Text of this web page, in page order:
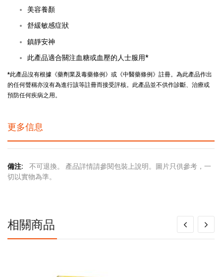
美容養顏
舒緩敏感症狀
鎮靜安神
此產品適合關注血糖或血壓的人士服用*
*此產品沒有根據《藥劑業及毒藥條例》或《中醫藥條例》註冊。為此產品作出
的任何聲稱亦沒有為進行該等註冊而接受評核。此產品並不供作診斷、治療或
預防任何疾病之用。
更多信息
更
多
不可退換。 產品詳情請參閱包裝上說明。圖片只供參考，一
切以實物為準。
相關商品